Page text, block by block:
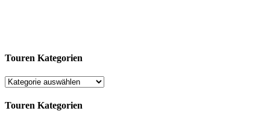
Touren Kategorien
Touren Kategorien